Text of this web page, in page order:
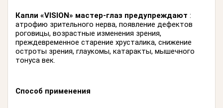
Капли «VISION» мастер-глаз предупреждают :
атрофию зрительного нерва, появление дефектов
роговицы, возрастные изменения зрения,
преждевременное старение хрусталика, снижение
остроты зрения, глаукомы, катаракты, мышечного
тонуса век.
Способ применения